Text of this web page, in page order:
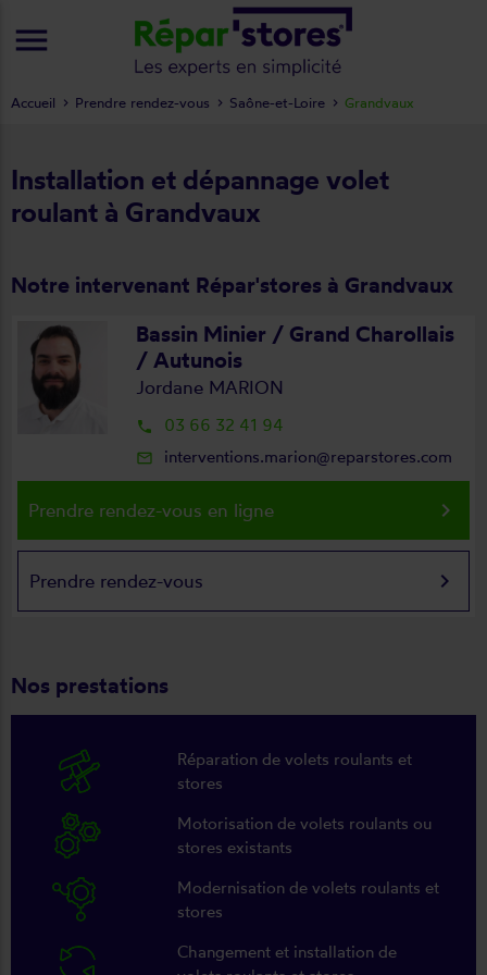
Installation et dépannage volet
roulant à Grandvaux
Notre intervenant Répar'stores à Grandvaux
Bassin Minier / Grand Charollais
/ Autunois
Jordane MARION
local_phone 03 66 32 41 94
mail_outline interventions.marion@reparstores.com
Prendre rendez-vous en ligne keyboard_arrow_right
Prendre rendez-vous keyboard_arrow_right
Nos prestations
Réparation de volets roulants et
stores
Motorisation de volets roulants ou
stores existants
Modernisation de volets roulants et
stores
Changement et installation de
Accueil Prendre rendez-vous Saône-et-Loire Grandvaux
menu